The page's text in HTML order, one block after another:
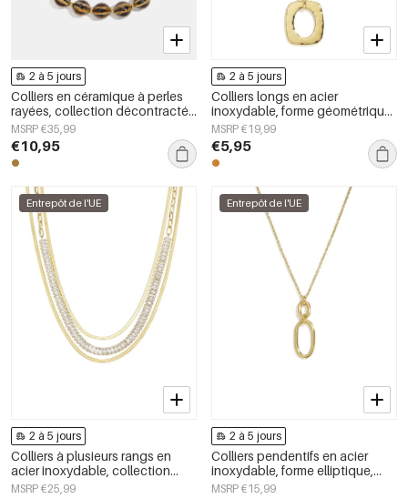
2 à 5 jours
Colliers en céramique à perles
rayées, collection décontractée
et simple pour femmes
MSRP €35,99
€10,95
2 à 5 jours
Colliers longs en acier
inoxydable, forme géométrique,
collection simple pour le
quotidien, bijoux pour femmes
MSRP €19,99
€5,95
Entrepôt de l'UE
2 à 5 jours
Colliers à plusieurs rangs en
acier inoxydable, collection
simple et décontractée pour
MSRP €25,99
Entrepôt de l'UE
2 à 5 jours
Colliers pendentifs en acier
inoxydable, forme elliptique,
collection Simple Daily Simple,
MSRP €15,99